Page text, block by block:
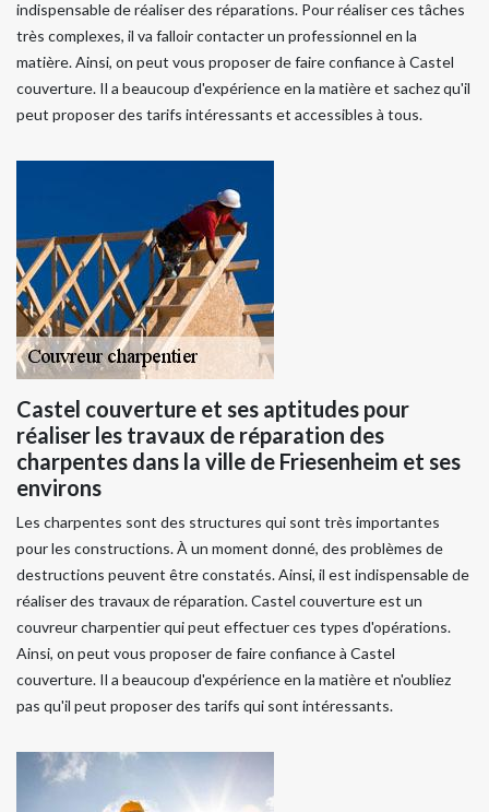
indispensable de réaliser des réparations. Pour réaliser ces tâches
très complexes, il va falloir contacter un professionnel en la
matière. Ainsi, on peut vous proposer de faire confiance à Castel
couverture. Il a beaucoup d'expérience en la matière et sachez qu'il
peut proposer des tarifs intéressants et accessibles à tous.
Castel couverture et ses aptitudes pour
réaliser les travaux de réparation des
charpentes dans la ville de Friesenheim et ses
environs
Les charpentes sont des structures qui sont très importantes
pour les constructions. À un moment donné, des problèmes de
destructions peuvent être constatés. Ainsi, il est indispensable de
réaliser des travaux de réparation. Castel couverture est un
couvreur charpentier qui peut effectuer ces types d'opérations.
Ainsi, on peut vous proposer de faire confiance à Castel
couverture. Il a beaucoup d'expérience en la matière et n'oubliez
pas qu'il peut proposer des tarifs qui sont intéressants.